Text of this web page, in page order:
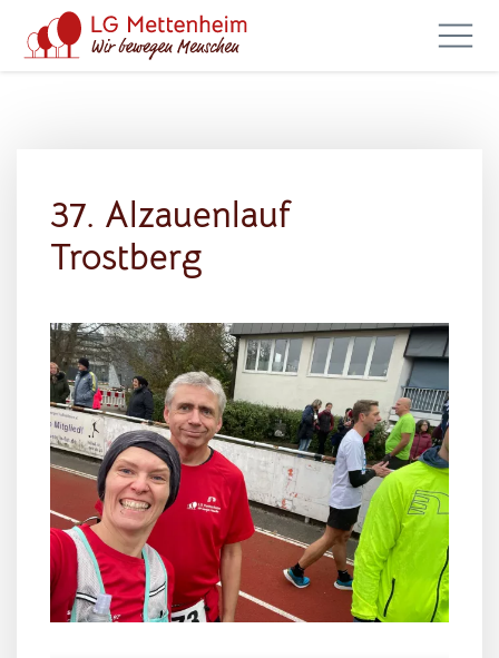
37. Alzauenlauf
Trostberg